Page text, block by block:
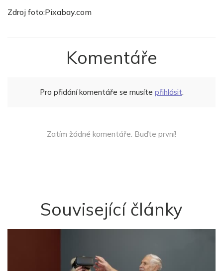
Zdroj foto:Pixabay.com
Komentáře
Pro přidání komentáře se musíte přihlásit.
Zatím žádné komentáře. Buďte první!
Související články